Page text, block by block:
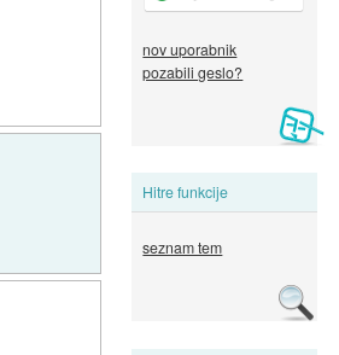
nov uporabnik
pozabili geslo?
Hitre funkcije
seznam tem